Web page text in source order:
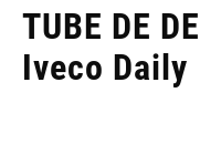
TUBE DE
Iveco Daily